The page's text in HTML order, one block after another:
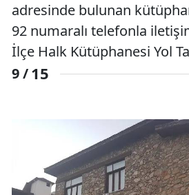
adresinde bulunan
92 numaralı telefonla
İlçe Halk Kütüphanesi Yol
9 /15